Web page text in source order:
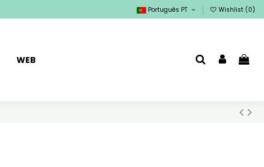
Português PT Wishlist (0)
WEB